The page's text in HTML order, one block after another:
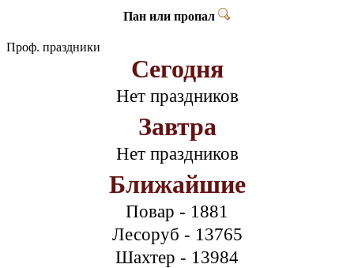
Пан или пропал
Проф. праздники
Сегодня
Нет праздников
Завтра
Нет праздников
Ближайшие
Повар - 1881
Лесоруб - 13765
Шахтер - 13984